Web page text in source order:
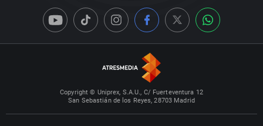
Copyright © Uniprex, S.A.U., C/ Fuerteventura 12
San Sebastián de los Reyes, 28703 Madrid